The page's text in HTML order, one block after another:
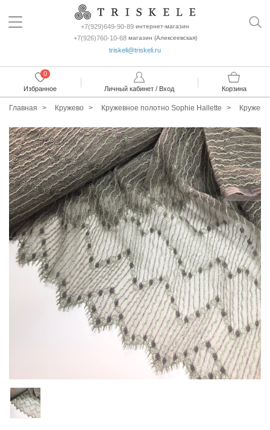
+7(929)649-90-89 интернет-магазин
+7(926)760-10-68магазин (Алексеевская)
triskeli@triskeli.ru
Избранное
0
Личный кабинет / Вход Корзина
Главная Кружево Кружевное полотно Sophie Hallette